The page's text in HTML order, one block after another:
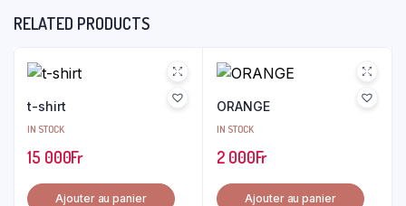
RELATED PRODUCTS
t-shirt
IN STOCK
15 000Fr
Ajouter au panier
ORANGE
IN STOCK
2 000Fr
Ajouter au panier